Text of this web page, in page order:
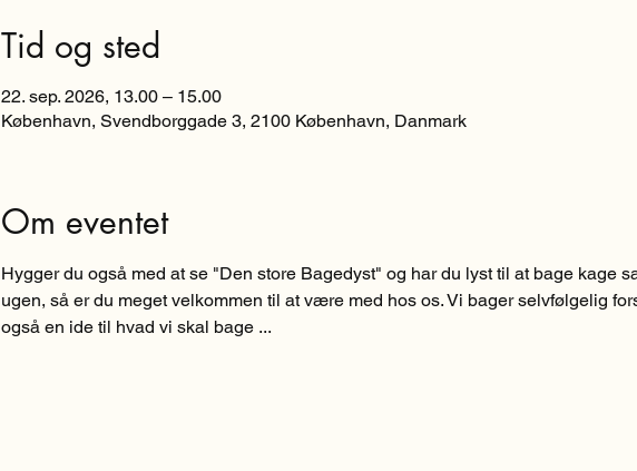
Tid og sted
22. sep. 2026, 13.00 – 15.00
København, Svendborggade 3, 2100 København, Danmark
Om eventet
Hygger du også med at se "Den store Bagedyst" og har du lyst til at bage kage
ugen, så er du meget velkommen til at være med hos os. Vi bager selvfølgelig
også en ide til hvad vi skal bage ...